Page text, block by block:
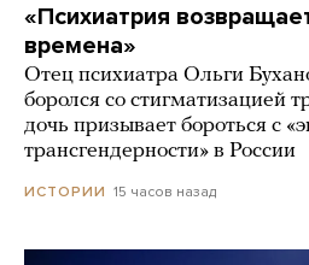
«Психиатрия
времена»
Отец психиатра Ольги
боролся со стигматизацией
дочь призывает бороться с
трансгендерности» в России
ИСТОРИИ 15 часов назад